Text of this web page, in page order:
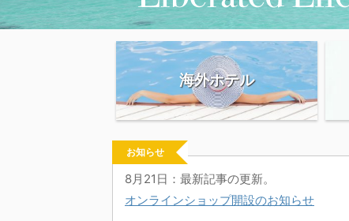
海外ホテル
お知らせ
8月21日：最新記事の更新。
オンラインショップ開設のお知らせ